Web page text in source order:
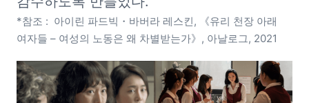
*참조 :  아이린 파드빅・바버라 레스킨, 《유리 천장 아래
여자들 – 여성의 노동은 왜 차별받는가》, 아날로그, 2021